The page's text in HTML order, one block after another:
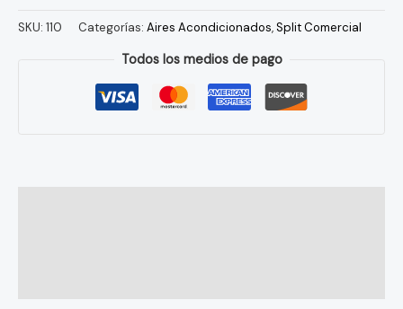
SKU: 110 Categorías: Aires Acondicionados,Split Comercial
Todos los medios de pago